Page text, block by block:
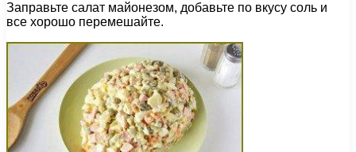
Заправьте салат майонезом, добавьте по вкусу соль и
все хорошо перемешайте.